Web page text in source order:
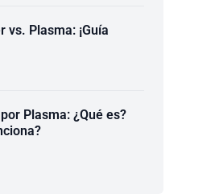
vs. Plasma: ¡Guía
Plasma: ¿Qué es?